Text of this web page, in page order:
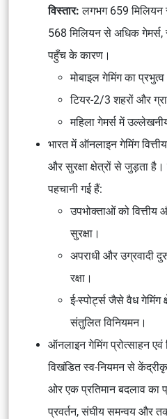
विस्तार:लगभग 659 मिलियन
568 मिलियन से अधिक
पहुँच के कारण।
मोबाइल गेमिंग का
टियर-2/3 शहरों और
महिला गेमर्स में
भारत में ऑनलाइन गेमिंग
और सुरक्षा क्षेत्रों से जुड़ता है।
पहचानी गई हैं:
उपभोक्ताओं को वित्तीय
सुरक्षा।
अपराधी और उग्रवादी
रक्षा।
ई-स्पोर्ट्स जैसे वैध गेमिंग
संतुलित विनियमन।
ऑनलाइन गेमिंग प्रोत्साहन
विखंडित स्व-नियमन से
ओर एक प्रतिमान बदलाव का
प्रवर्तन, संघीय समन्वय और